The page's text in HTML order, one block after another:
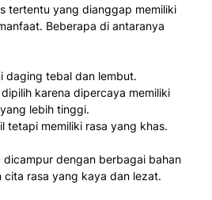
tertentu yang dianggap memiliki
Beberapa di antaranya
daging tebal dan lembut.
karena dipercaya memiliki
lebih tinggi.
tetapi memiliki rasa yang khas.
dicampur dengan berbagai bahan
cita rasa yang kaya dan lezat.